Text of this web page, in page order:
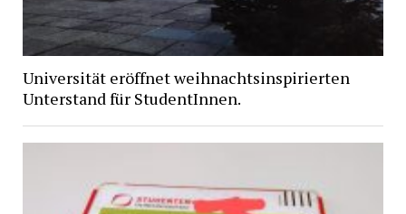
Universität eröffnet weihnachtsinspirierten
Unterstand für StudentInnen.